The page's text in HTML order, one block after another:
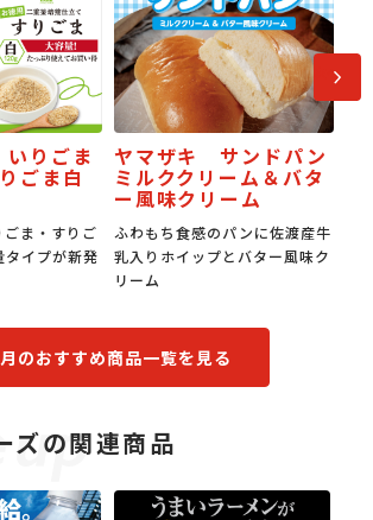
キ サンドパン
ククリーム＆バタ
食感のパンに佐渡産牛
イップとバター風味ク
JAPAN餃子大賞
受賞スタミナ焼き
国産豚肉の旨みと国産野
み。0.6㎜の超薄皮でもち
次へ
のおすすめ商品一覧を見る
ズの関連商品